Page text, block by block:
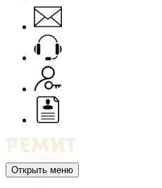
Открыть меню